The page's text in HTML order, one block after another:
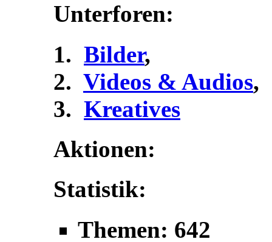
Unterforen:
Bilder,
Videos & Audios,
Kreatives
Aktionen:
Statistik:
Themen: 642